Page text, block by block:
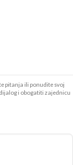
pitanja ili ponudite svoj
i obogatiti zajednicu